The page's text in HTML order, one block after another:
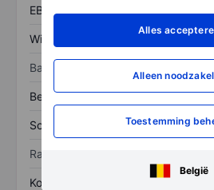
Alles
Alleen
Toestemming
België
EBITDA
Winst
Balans
Bezittingen
Schulden
Ratio's
Koers/omzetratio